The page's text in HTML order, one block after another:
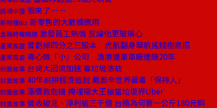
透視中國 狼來了……
新物種Biz 新零售的大數據應用
金融時報精選 激發員工熱情 反讓他更玻璃心
產業風雲 曾虧掉四分之三股本 虎航翻身華航搖錢樹高招
產業風雲 專心做「小」公司 漁港邊單車廠連賺20年
封面故事 台商大回流加速 毒垃圾浩劫
封面故事 40年前拚經濟造就 戴奧辛世界最毒「保持人」
封面故事 漲價救危機 掩埋場大王搶當垃圾界Uber
封面故事 營收破兆、淨利逾三千億 台積為何賣一公斤180元銅